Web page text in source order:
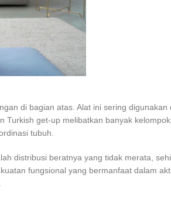
di bagian atas. Alat ini sering
get-up melibatkan banyak
tubuh.
distribusi beratnya yang tidak merata,
fungsional yang bermanfaat dalam